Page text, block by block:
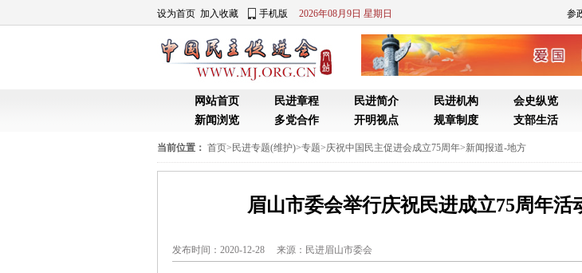
设为首页 加入收藏 手机版 2026年08月9日 星期日 参
网站首页 民进章程 民进简介 民进机构 会史纵览
新闻浏览
多党合作 开明视点 规章制度 支部生活
当前位置： 首页> 民进专题(维护)>专题>庆祝中国民主促进会成立75周年>新闻报道-地方
眉山市委会举行庆祝民进成立75周年活
发布时间：2020-12-28 来源： 民进眉山市委会